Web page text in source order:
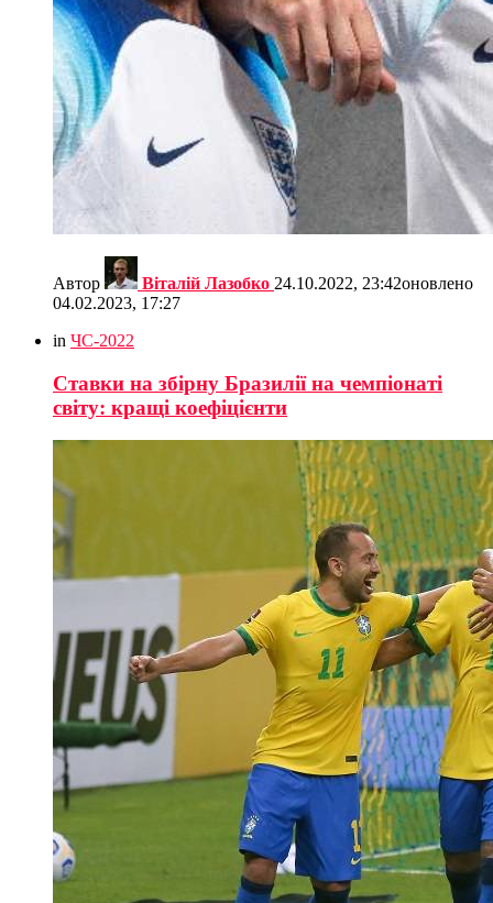
Автор Віталій Лазобко 24.10.2022, 23:42оновлено
04.02.2023, 17:27
in ЧС-2022
Ставки на збірну Бразилії на чемпіонаті
світу: кращі коефіцієнти